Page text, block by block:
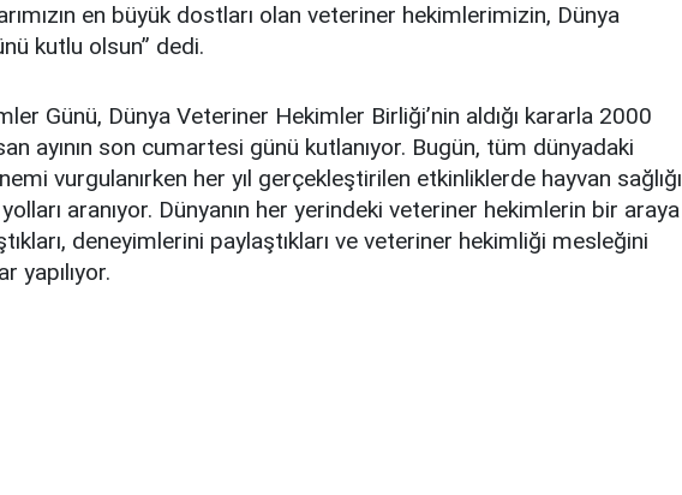
en büyük dostları olan veteriner hekimlerimizin, Dünya
kutlu olsun” dedi.
Günü, Dünya Veteriner Hekimler Birliği’nin aldığı kararla 2000
ayının son cumartesi günü kutlanıyor. Bugün, tüm dünyadaki
vurgulanırken her yıl gerçekleştirilen etkinliklerde hayvan sağlığı
yolları aranıyor. Dünyanın her yerindeki veteriner hekimlerin bir araya
deneyimlerini paylaştıkları ve veteriner hekimliği mesleğini
yapılıyor.